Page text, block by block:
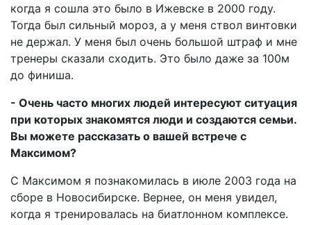
когда я сошла это было в Ижевске в 2000 году.
Тогда был сильный мороз, а у меня ствол винтовки
не держал. У меня был очень большой штраф и мне
тренеры сказали сходить. Это было даже за 100м
до финиша.
- Очень часто многих людей интересуют ситуация
при которых знакомятся люди и создаются семьи.
Вы можете рассказать о вашей встрече с
Максимом?
С Максимом я познакомилась в июле 2003 года на
сборе в Новосибирске. Вернее, он меня увидел,
когда я тренировалась на биатлонном комплексе.